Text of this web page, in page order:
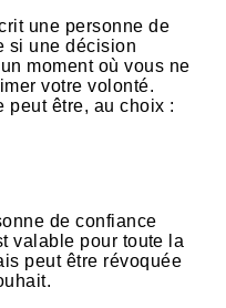
une personne de
si une décision
moment où vous ne
votre volonté.
peut être, au choix :
de confiance
valable pour toute la
peut être révoquée